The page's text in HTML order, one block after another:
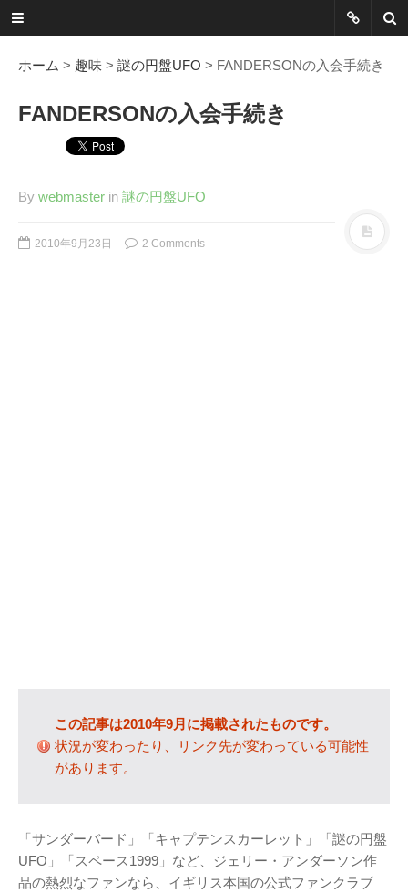
ネットに書か
れていないこ
とを綴る
Another Scape, Another
Yesterday:
趣味(140)
げっ歯類(6)
アタゴオル(15)
写真(6)
旅行(8)
ホーム > 趣味 > 謎の円盤UFO > FANDERSONの入会手続き
FANDERSONの入会手続き
By webmaster in 謎の円盤UFO
2010年9月23日 2 Comments
この記事は2010年9月に掲載されたものです。
状況が変わったり、リンク先が変わっている可能性
があります。
「サンダーバード」「キャプテンスカーレット」「謎の円盤
UFO」「スペース1999」など、ジェリー・アンダーソン作
品の熱烈なファンなら、イギリス本国の公式ファンクラブ